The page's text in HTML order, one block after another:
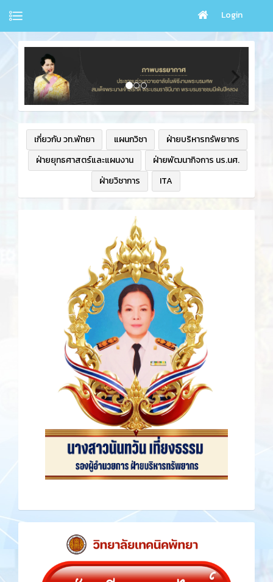
Login
เกี่ยวกับ วท.พัทยา แผนกวิชา
ฝ่ายบริหารทรัพยากร
ฝ่ายยุทธศาสตร์และแผนงาน
ฝ่ายพัฒนากิจการ นร.นศ.
ฝ่ายวิชาการ
ITA